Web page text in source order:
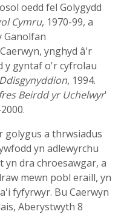
oedd fel Golygydd
Cymru, 1970-99, a
Ganolfan
ynghyd â'r
y gyntaf o'r cyfrolau
, 1994.
Beirdd yr Uchelwyr'
golygus a thrwsiadus
yn adlewyrchu
yn dra chroesawgar, a
mewn pobl eraill, yn
fyfyrwyr. Bu Caerwyn
Aberystwyth 8